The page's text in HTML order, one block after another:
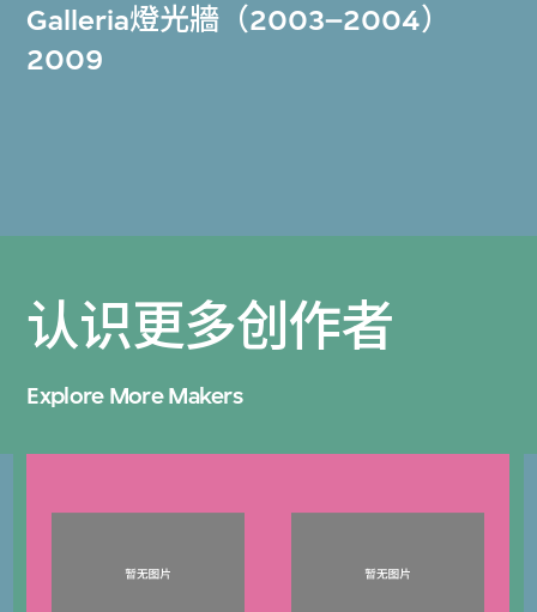
Galleria燈光牆（2003–2004）
2009
认识更多创作者
Explore More Makers